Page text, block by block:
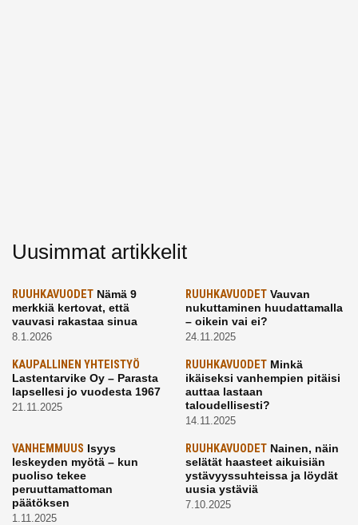
Uusimmat artikkelit
RUUHKAVUODET Nämä 9
merkkiä kertovat, että
vauvasi rakastaa sinua
8.1.2026
RUUHKAVUODETVauvan
nukuttaminen huudattamalla
– oikein vai ei?
24.11.2025
KAUPALLINEN YHTEISTYÖ
Lastentarvike Oy – Parasta
lapsellesi jo vuodesta 1967
21.11.2025
RUUHKAVUODETMinkä
ikäiseksi vanhempien pitäisi
auttaa lastaan
taloudellisesti?
14.11.2025
VANHEMMUUS Isyys
leskeyden myötä – kun
puoliso tekee
peruuttamattoman
päätöksen
1.11.2025
RUUHKAVUODETNainen, näin
selätät haasteet aikuisiän
ystävyyssuhteissa ja löydät
uusia ystäviä
7.10.2025